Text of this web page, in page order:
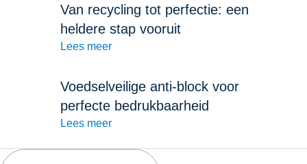
Van recycling tot perfectie: een
heldere stap vooruit
Lees meer
Voedselveilige anti-block voor
perfecte bedrukbaarheid
Lees meer